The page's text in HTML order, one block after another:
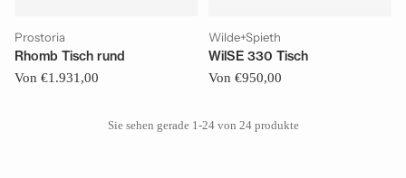
Prostoria
Rhomb Tisch rund
Von €1.931,00
Wilde+Spieth
WilSE 330 Tisch
Von €950,00
Sie sehen gerade 1-24 von 24 produkte